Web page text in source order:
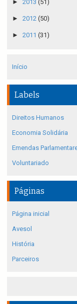
► 2013 (51)
► 2012 (50)
► 2011 (31)
Início
Labels
Direitos Humanos
Economia Solidária
Emendas
Voluntariado
Páginas
Página inicial
Avesol
História
Parceiros